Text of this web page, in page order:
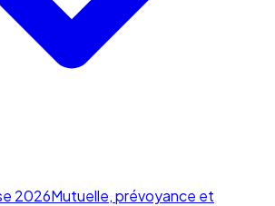
2026Mutuelle, prévoyance et